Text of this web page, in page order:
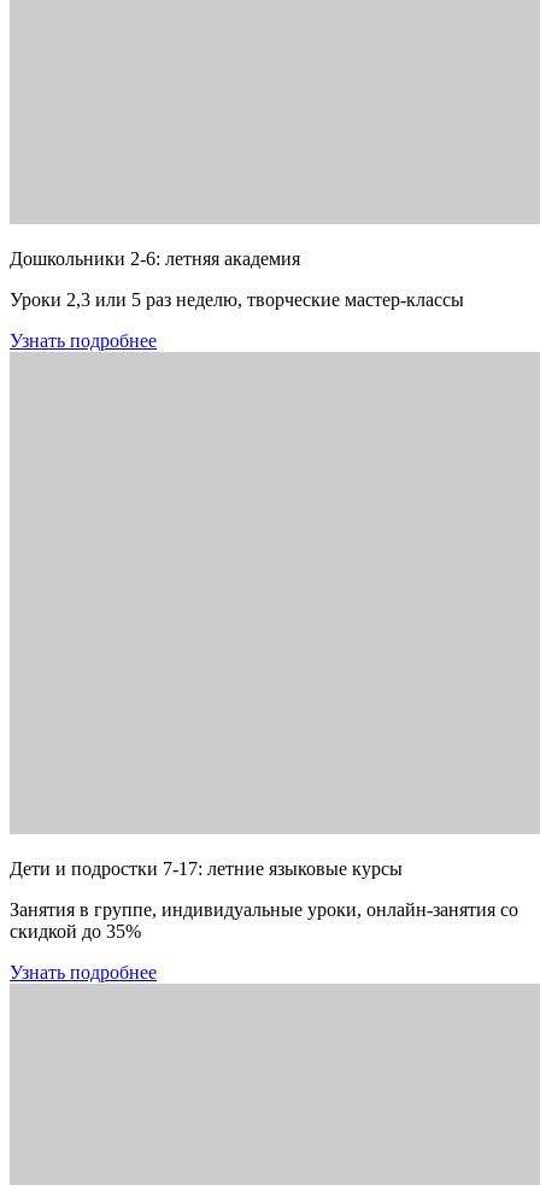
Дошкольники 2-6: летняя академия
Уроки 2,3 или 5 раз неделю, творческие мастер-классы
Узнать подробнее
Дети и подростки 7-17: летние языковые курсы
Занятия в группе, индивидуальные уроки, онлайн-занятия со
скидкой до 35%
Узнать подробнее